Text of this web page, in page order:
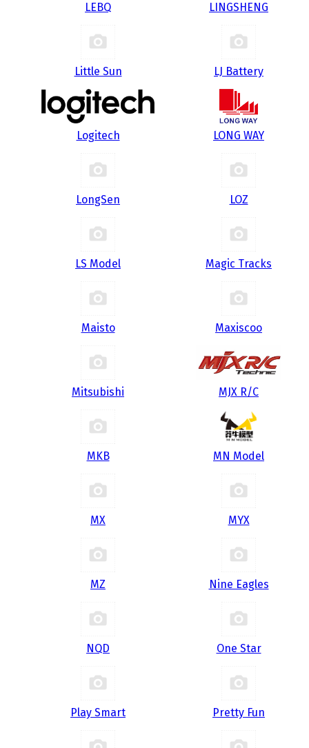
LEBQ LINGSHENG
Little Sun LJ Battery
Logitech LONG WAY
LongSen LOZ
LS Model Magic Tracks
Maisto Maxiscoo
Mitsubishi MJX R/C
MKB MN Model
MX MYX
MZ Nine Eagles
NQD One Star
Play Smart Pretty Fun